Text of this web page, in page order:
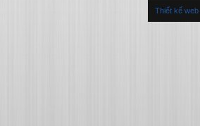
Thiết kế web